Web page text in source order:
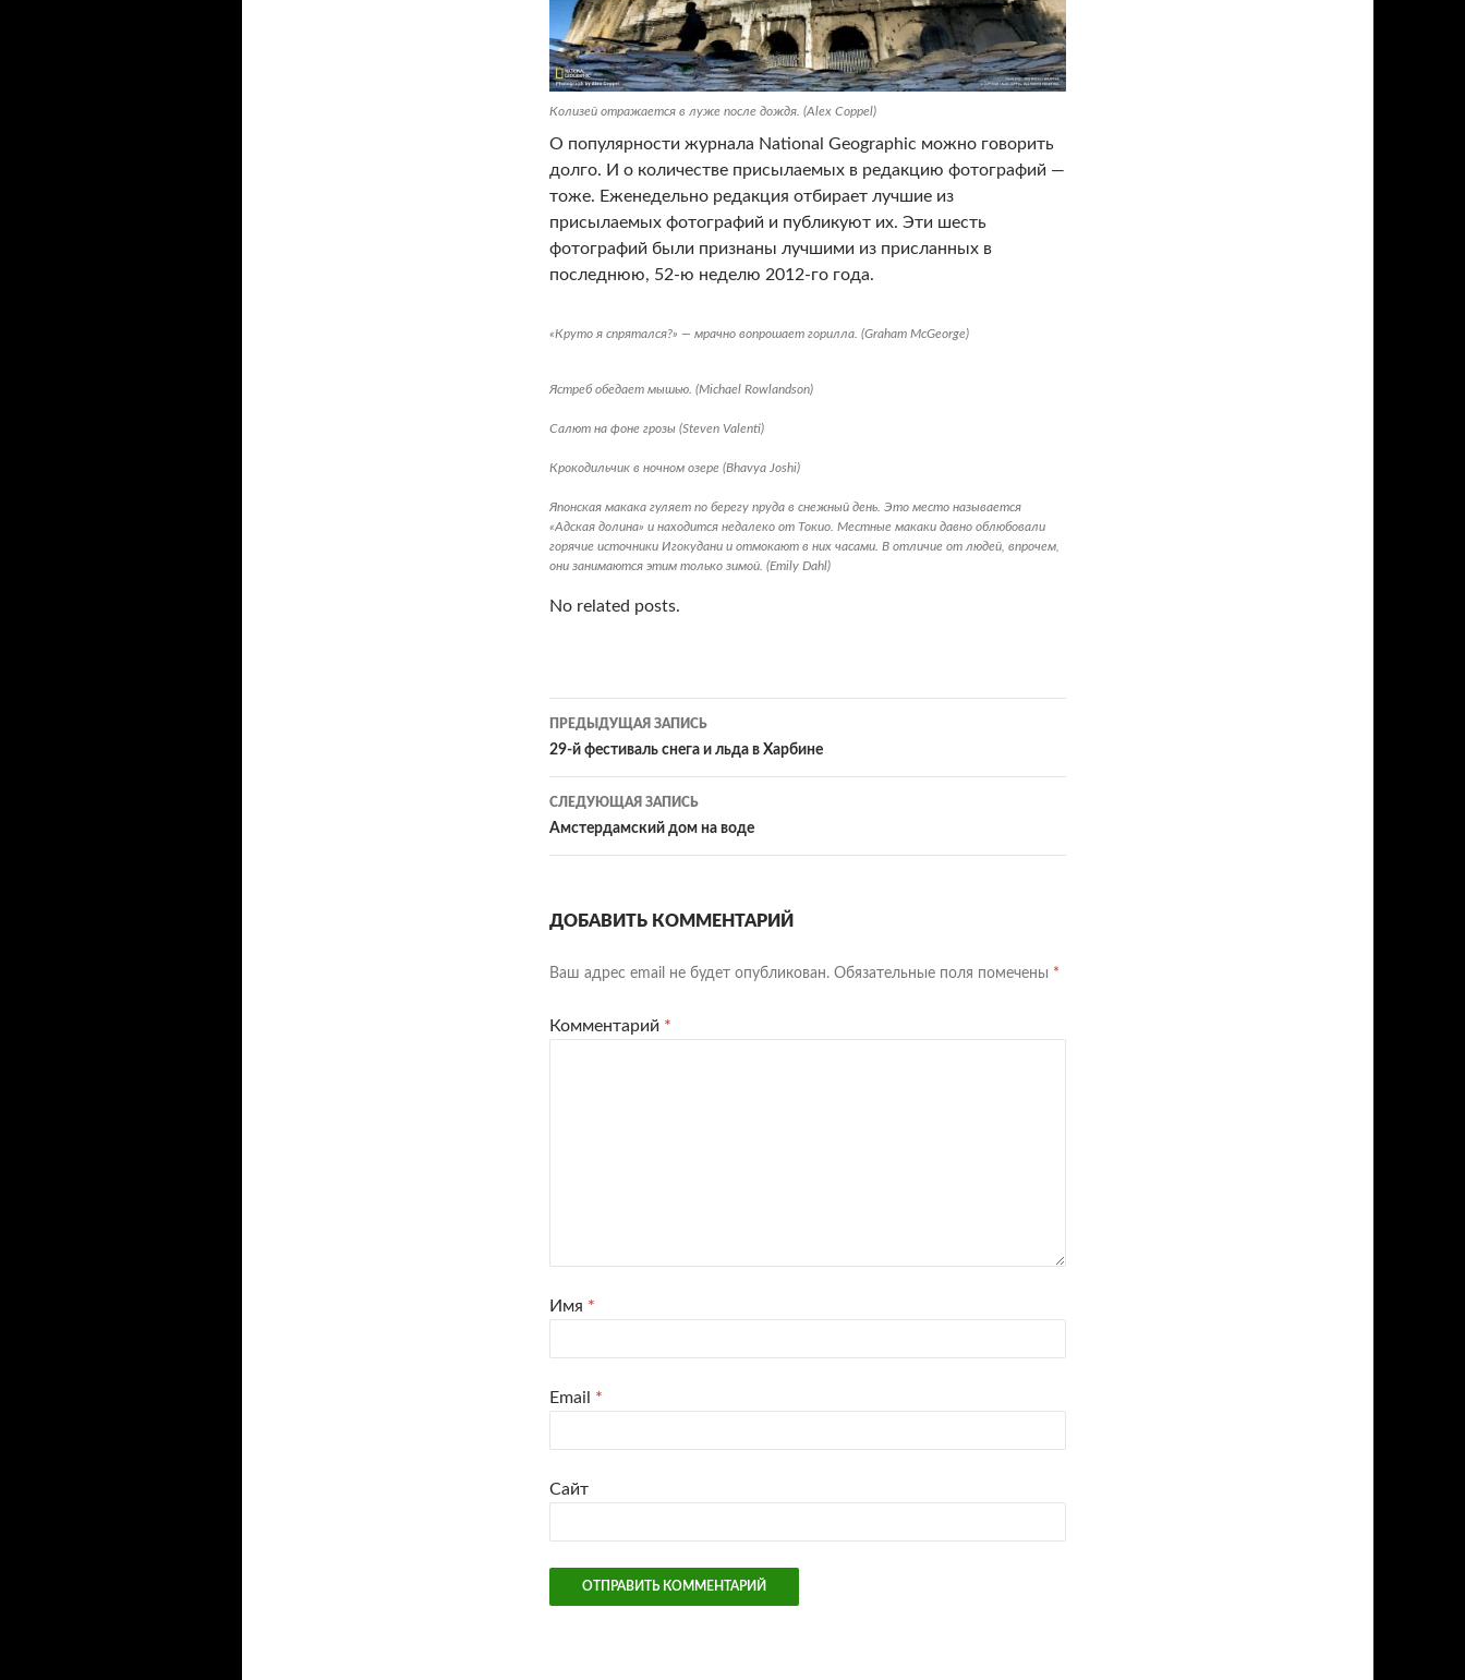
Колизей отражается в луже после дождя. (Alex Coppel)
О популярности журнала National Geographic можно говорить
долго. И о количестве присылаемых в редакцию фотографий —
тоже. Еженедельно редакция отбирает лучшие из
присылаемых фотографий и публикуют их. Эти шесть
фотографий были признаны лучшими из присланных в
последнюю, 52-ю неделю 2012-го года.
«Круто я спрятался?» — мрачно вопрошает горилла. (Graham McGeorge)
Ястреб обедает мышью. (Michael Rowlandson)
Салют на фоне грозы (Steven Valenti)
Крокодильчик в ночном озере (Bhavya Joshi)
Японская макака гуляет по берегу пруда в снежный день. Это место называется
«Адская долина» и находится недалеко от Токио. Местные макаки давно облюбовали
горячие источники Игокудани и отмокают в них часами. В отличие от людей, впрочем,
они занимаются этим только зимой. (Emily Dahl)
No related posts.
Навигация
по
записям
ПРЕДЫДУЩАЯ ЗАПИСЬ
29-й фестиваль снега и льда в Харбине
СЛЕДУЮЩАЯ ЗАПИСЬ
Амстердамский дом на воде
ДОБАВИТЬ КОММЕНТАРИЙ
Ваш адрес email не будет опубликован. Обязательные поля помечены *
Комментарий *
Имя *
Email *
Сайт